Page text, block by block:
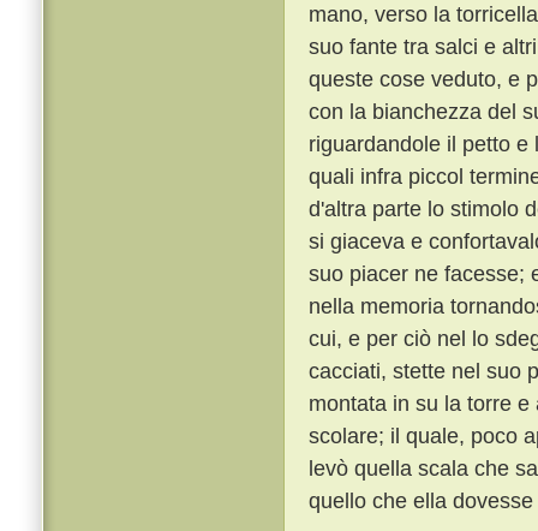
mano, verso la
suo fante tra salci e
queste cose veduto, e
con la bianchezza del
riguardandole il petto
quali infra piccol
d'altra parte lo stimolo
si giaceva e
suo piacer ne facesse;
nella memoria
cui, e per ciò nel lo
cacciati, stette nel suo
montata in su la torre
scolare; il quale, poco
levò quella scala che
quello che ella